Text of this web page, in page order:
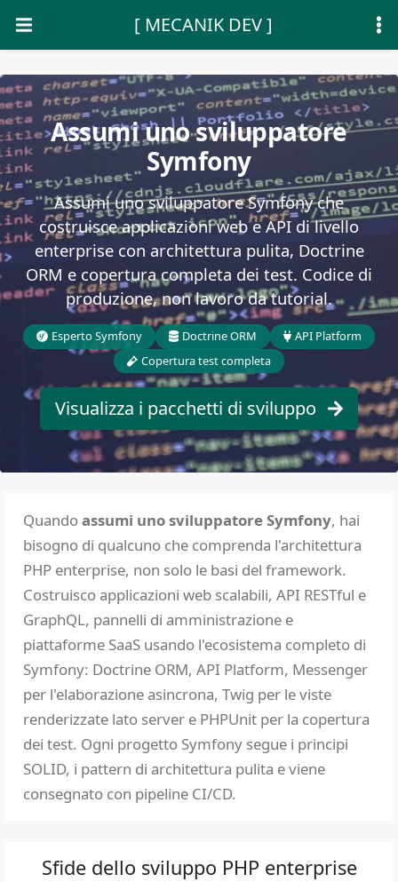
[ MECANIK DEV ]
Assumi uno sviluppatore
Symfony
Assumi uno sviluppatore Symfony che
costruisce applicazioni web e API di livello
enterprise con architettura pulita, Doctrine
ORM e copertura completa dei test. Codice di
produzione, non lavoro da tutorial.
Esperto Symfony Doctrine ORM
API Platform
Copertura test completa
Visualizza i pacchetti di sviluppo
Quandoassumi uno sviluppatore Symfony, hai
bisogno di qualcuno che comprenda l'architettura
PHP enterprise, non solo le basi del framework.
Costruisco applicazioni web scalabili, API RESTful e
GraphQL, pannelli di amministrazione e
piattaforme SaaS usando l'ecosistema completo di
Symfony: Doctrine ORM, API Platform, Messenger
per l'elaborazione asincrona, Twig per le viste
renderizzate lato server e PHPUnit per la copertura
dei test. Ogni progetto Symfony segue i principi
SOLID, i pattern di architettura pulita e viene
consegnato con pipeline CI/CD.
Sfide dello sviluppo PHP enterprise